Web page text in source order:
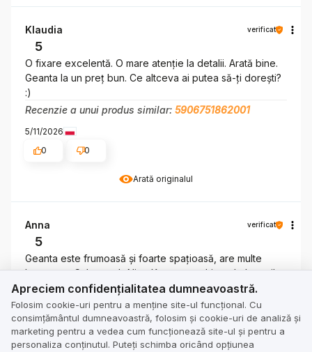
Arată originalul
Klaudia verificat
5
O fixare excelentă. O mare atenție la detalii. Arată bine.
Geanta la un preț bun. Ce altceva ai putea să-ți dorești?
:)
Recenzie a unui produs similar: 5906751862001
5/11/2026
0
0
Anna verificat
5
Geanta este frumoasă și foarte spațioasă, are multe
buzunare. Culoarea b Nice Keeps o mulțime de lucruri!
Design foarte simplu și eficient. Funcționează oriunde.
Recenzie a unui produs similar:Guess Jeans Torebka
CWBEO-GUESS-XC-006-09 Fioletowy
5/7/2026
Apreciem confidențialitatea dumneavoastră.
Folosim cookie-uri pentru a menține site-ul funcțional. Cu
consimțământul dumneavoastră, folosim și cookie-uri de analiză și
marketing pentru a vedea cum funcționează site-ul și pentru a
personaliza conținutul. Puteți schimba oricând opțiunea